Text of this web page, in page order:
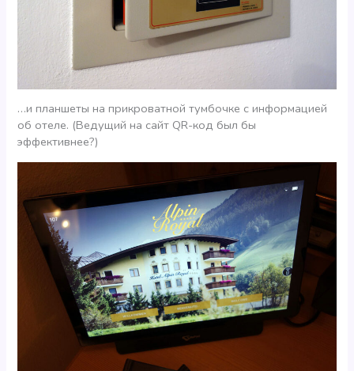
…и планшеты на прикроватной тумбочке с информацией
об отеле. (Ведущий на сайт QR-код был бы
эффективнее?)